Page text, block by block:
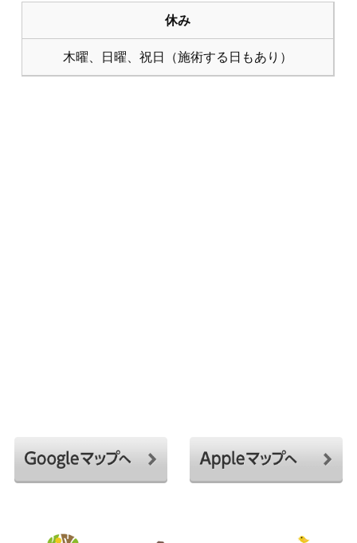
休み
木曜、日曜、祝日（施術する日もあり）